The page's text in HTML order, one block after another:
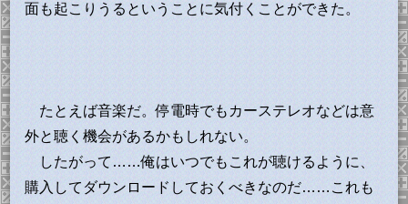
面も起こりうるということに気付くことができた。
たとえば音楽だ。停電時でもカーステレオなどは意
外と聴く機会があるかもしれない。
したがって……俺はいつでもこれが聴けるように、
購入してダウンロードしておくべきなのだ……これも